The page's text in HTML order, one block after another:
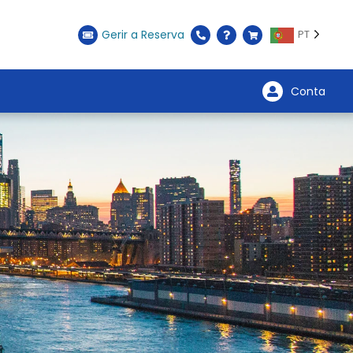
Gerir a Reserva PT
Conta